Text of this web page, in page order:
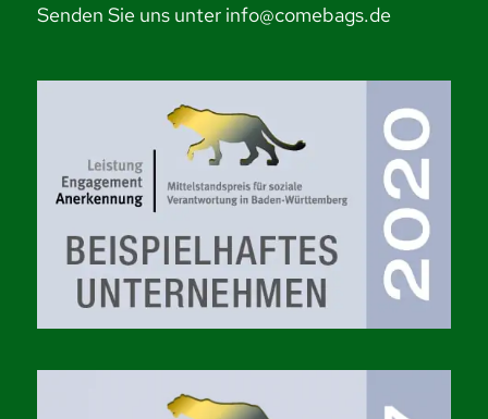
Senden Sie uns unter info@comebags.de